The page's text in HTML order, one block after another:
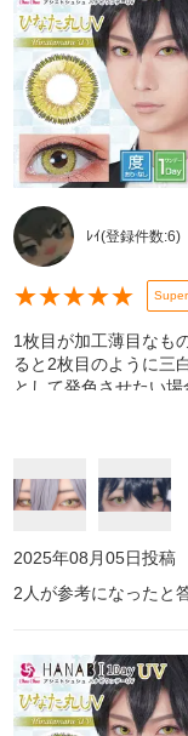
ﾚｲ(登録件数:6)
★★★★★
1枚目が加工薄目なも
ると2枚目のように三
として発色させたい
2025年08月05日投稿
2 人が参考になったと